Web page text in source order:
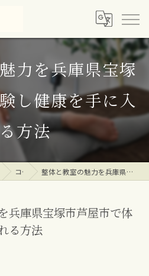
力を兵庫県宝塚
し健康を手に入
方法
コラム 整体と教室の魅力を兵庫県宝塚市芦屋市で体験し健康を手に入れる方法
兵庫県宝塚市芦屋市で体
る方法